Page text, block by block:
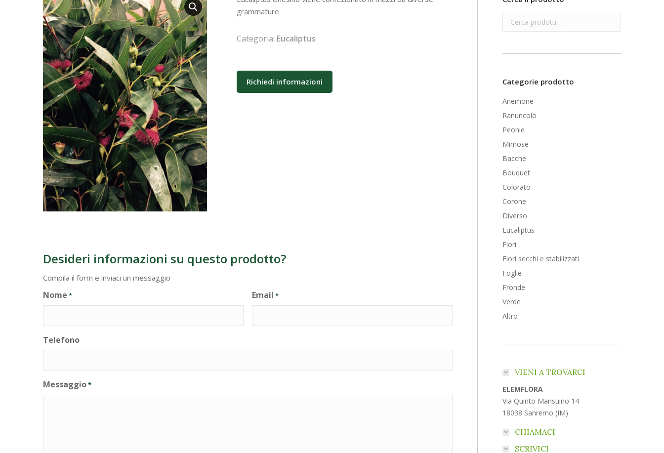
grammature
Categoria: Eucaliptus
Richiedi informazioni
Desideri informazioni su questo prodotto?
Compila il form e inviaci un messaggio
Nome * Email *
Telefono
Messaggio*
Categorie prodotto
Anemone
Ranuncolo
Peonie
Mimose
Bacche
Bouquet
Colorato
Corone
Diverso
Eucaliptus
Fiori
Fiori secchi e stabilizzati
Foglie
Fronde
Verde
Altro
VIENI A TROVARCI
ELEMFLORA
Via Quinto Mansuino 14
18038 Sanremo (IM)
CHIAMACI
SCRIVICI